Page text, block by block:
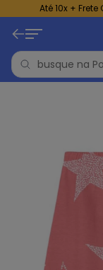
Até 10x +